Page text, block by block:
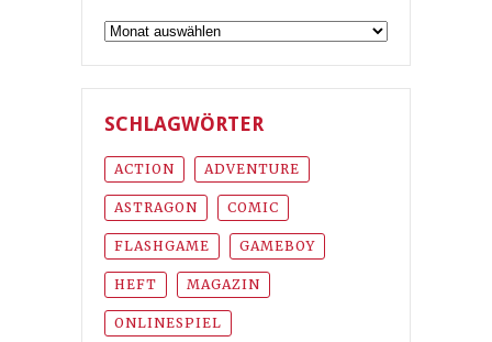
Archiv
SCHLAGWÖRTER
ACTION ADVENTURE
ASTRAGON COMIC
FLASHGAME GAMEBOY
HEFT MAGAZIN
ONLINESPIEL